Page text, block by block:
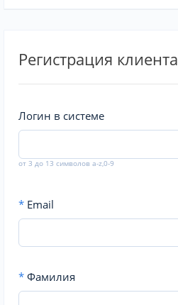
Регистрация клиента
Логин в системе
от 3 до 13 символов a-z,0-9
* Email
* Фамилия